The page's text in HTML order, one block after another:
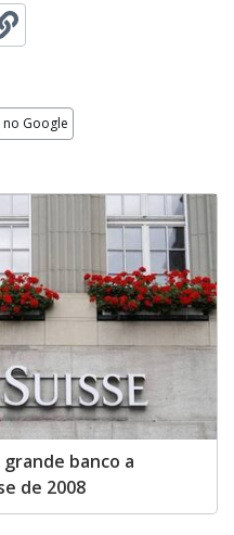
Google
banco a
de 2008